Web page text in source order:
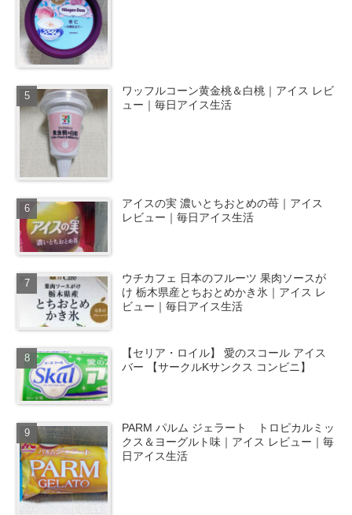
ワッフルコーン黄金桃＆白桃｜アイス レビ
ュー｜毎日アイス生活
アイスの実 濃いとちおとめの苺｜アイス
レビュー｜毎日アイス生活
ウチカフェ 日本のフルーツ 果肉ソースが
け 栃木県産とちおとめかき氷｜アイス レ
ビュー｜毎日アイス生活
【セリア・ロイル】 愛のスコール アイス
バー 【サークルKサンクス コンビニ】
PARM パルム ジェラート トロピカルミッ
クス＆ヨーグルト味｜アイス レビュー｜毎
日アイス生活